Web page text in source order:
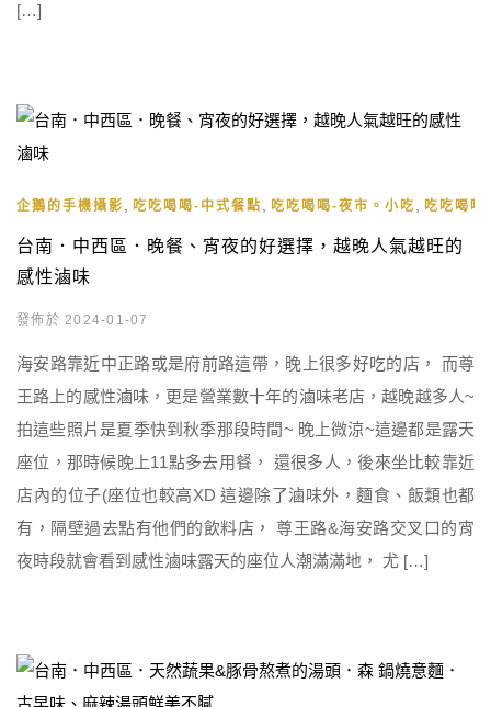
[…]
企鵝的手機攝影 吃吃喝喝-中式餐點 吃吃喝喝-夜市。小吃 吃吃喝喝
台南．中西區．晚餐、宵夜的好選擇，越晚人氣越旺的
感性滷味
發佈於 2024-01-07
海安路靠近中正路或是府前路這帶，晚上很多好吃的店， 而尊
王路上的感性滷味，更是營業數十年的滷味老店，越晚越多人~
拍這些照片是夏季快到秋季那段時間~ 晚上微涼~這邊都是露天
座位，那時候晚上11點多去用餐， 還很多人，後來坐比較靠近
店內的位子(座位也較高XD 這邊除了滷味外，麵食、飯類也都
有，隔壁過去點有他們的飲料店， 尊王路&海安路交叉口的宵
夜時段就會看到感性滷味露天的座位人潮滿滿地， 尤 […]